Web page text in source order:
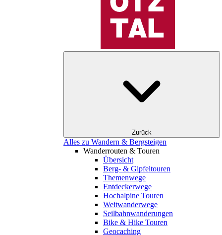
Zurück
Alles zu Wandern & Bergsteigen
Wanderrouten & Touren
Übersicht
Berg- & Gipfeltouren
Themenwege
Entdeckerwege
Hochalpine Touren
Weitwanderwege
Seilbahnwanderungen
Bike & Hike Touren
Geocaching